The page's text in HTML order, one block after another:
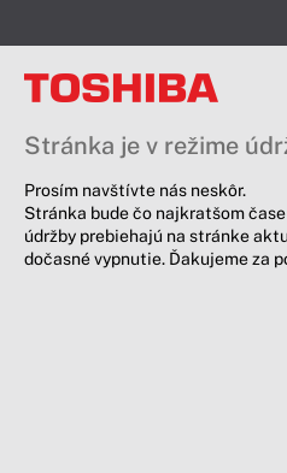
Stránka je v režime
Prosím navštívte nás neskôr.
Stránka bude čo najkratšom
údržby prebiehajú na stránke
dočasné vypnutie. Ďakujeme za